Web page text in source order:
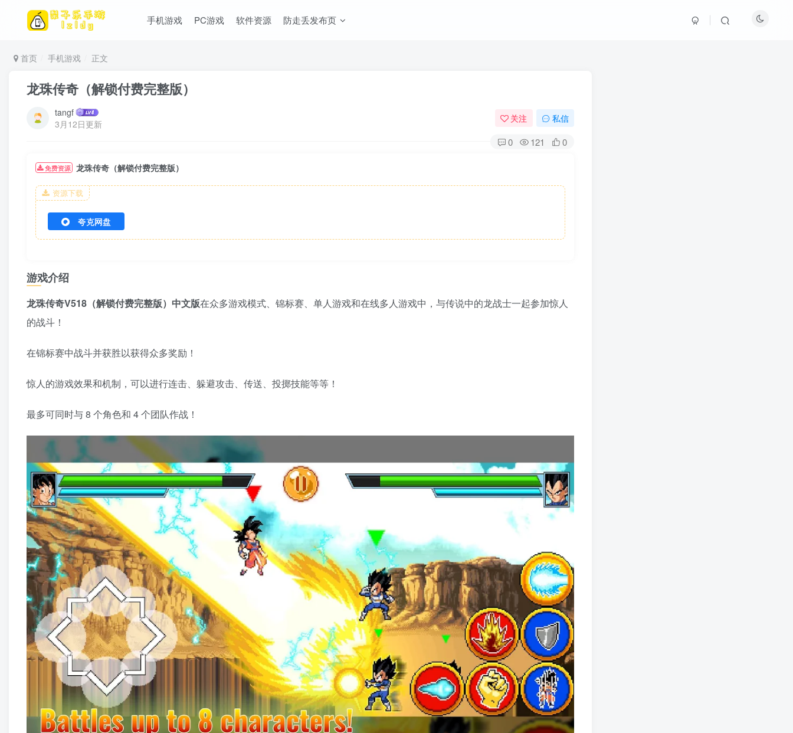
手机游戏 PC游戏 软件资源 防走丢发布页
首页 手机游戏 正文
龙珠传奇（解锁付费完整版）
tangf
3月12日更新
关注 私信
0 121 0
免费资源 龙珠传奇（解锁付费完整版）
资源下载
夸克网盘
游戏介绍
龙珠传奇V518（解锁付费完整版）中文版在众多游戏模式、锦标赛、单人游戏和在线多人游戏中，与传说中的龙战士一起参加惊人
的战斗！
在锦标赛中战斗并获胜以获得众多奖励！
惊人的游戏效果和机制，可以进行连击、躲避攻击、传送、投掷技能等等！
最多可同时与 8 个角色和 4 个团队作战！